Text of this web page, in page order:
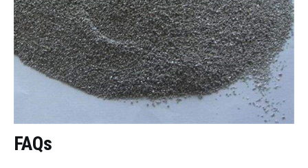
FAQs